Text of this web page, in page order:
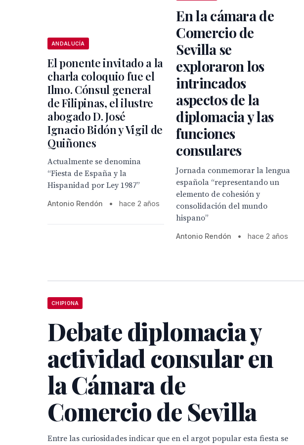
En la cámara de
Comercio de
Sevilla se
exploraron los
intrincados
aspectos de la
diplomacia y las
funciones
consulares
Jornada conmemorar la lengua
española “representando un
elemento de cohesión y
consolidación del mundo
hispano”
Antonio Rendón • hace 2 años
ANDALUCÍA
El ponente invitado a la
charla coloquio fue el
Ilmo. Cónsul general
de Filipinas, el ilustre
abogado D. José
Ignacio Bidón y Vigil de
Quiñones
Actualmente se denomina
“Fiesta de España y la
Hispanidad por Ley 1987”
Antonio Rendón • hace 2 años
CHIPIONA
Debate diplomacia y
actividad consular en
la Cámara de
Comercio de Sevilla
Entre las curiosidades indicar que en el argot popular esta fiesta se